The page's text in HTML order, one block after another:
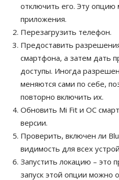
отключить его. Эту опцию
приложения.
Перезагрузить телефон.
Предоставить
смартфона, а затем дать
доступы. Иногда
меняются сами по себе,
повторно включить их.
Обновить Mi Fit и ОС
версии.
Проверить, включен ли
видимость для всех
Запустить локацию – это
запуск этой опции можно